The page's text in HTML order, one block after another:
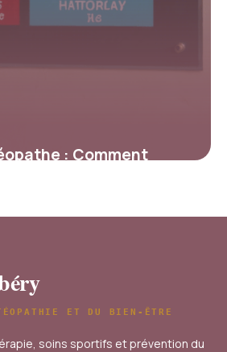
: Comment
ET DU BIEN-ÊTRE
soins sportifs et prévention du